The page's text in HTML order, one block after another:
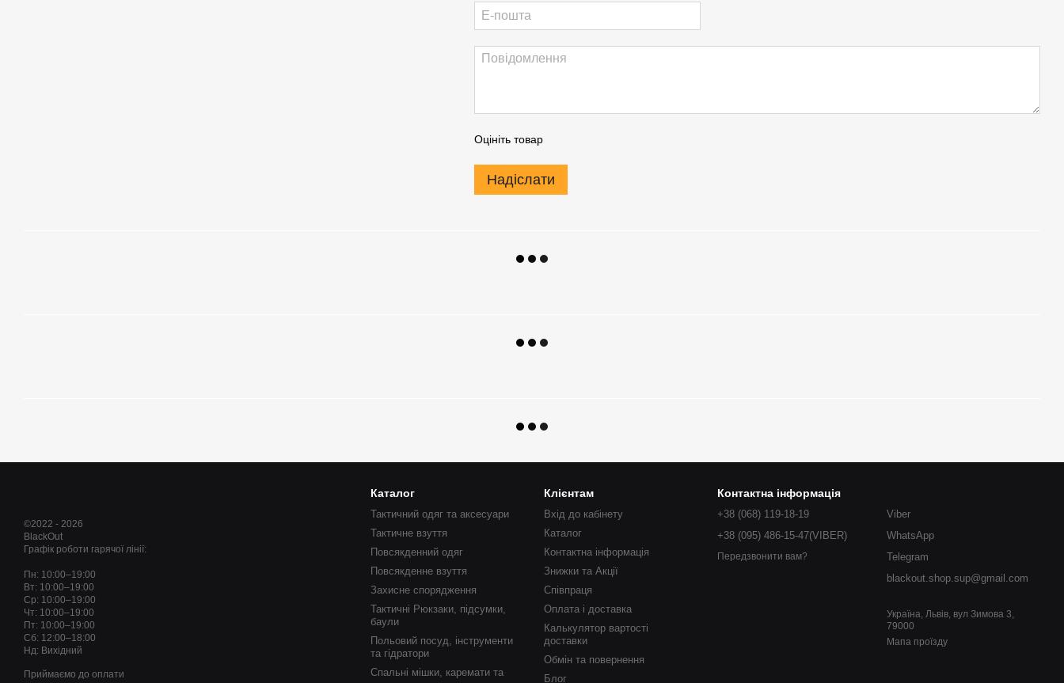
Оцініть товар
Надіслати
©2022 - 2026
BlackOut
Графік роботи гарячої лінії:
Пн: 10:00–19:00
Вт: 10:00–19:00
Ср: 10:00–19:00
Чт: 10:00–19:00
Пт: 10:00–19:00
Сб: 12:00–18:00
Нд: Вихідний
Приймаємо до оплати
Каталог
Тактичний одяг та аксесуари
Тактичне взуття
Повсякденний одяг
Повсякденне взуття
Захисне спорядження
Тактичні Рюкзаки, підсумки,
баули
Польовий посуд, інструменти
та гідратори
Спальні мішки, каремати та
Клієнтам
Вхід до кабінету
Каталог
Контактна інформація
Знижки та Акції
Співпраця
Оплата і доставка
Калькулятор вартості
доставки
Обмін та повернення
Блог
Контактна інформація
+38 (068) 119-18-19
+38 (095) 486-15-47(VIBER)
Передзвонити вам?
Viber
WhatsApp
Telegram
blackout.shop.sup@gmail.com
Україна, Львів, вул Зимова 3,
79000
Мапа проїзду